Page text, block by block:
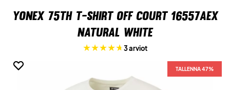
Yonex 75th T-shirt Off Court 16557AEX
Natural White
3 arviot
TALLENNA 47%
TALLENNA 47%